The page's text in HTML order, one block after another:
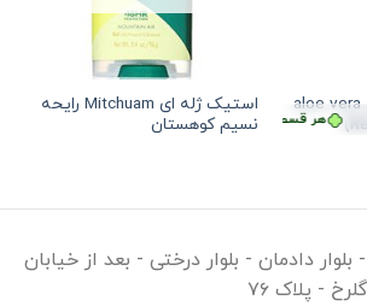
اسپری بدن بانوان مدل aloe vera
هر قسط215,625 تومان • خرید قسطی با ترب‌پی بدون
استیک ژله ای Mitchuam رایحه
نسیم کوهستان
هر قسط215,625 تومان خرید قسطی با ترب‌پی بدون کارمزد
دادمان - بلوار درختی - بعد از خیابان
- پلاک ۷۶